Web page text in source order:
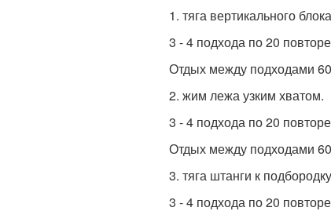
1. тяга вертикального
3 - 4 подхода по 20
Отдых между подходами
2. жим лежа узким хватом.
3 - 4 подхода по 20
Отдых между подходами
3. тяга штанги к
3 - 4 подхода по 20